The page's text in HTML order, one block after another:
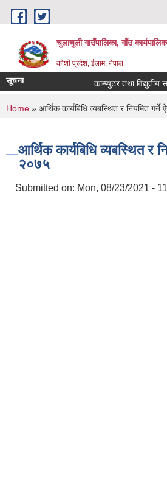
Skip to main content
चुलाचुली गाउँपालिका, गाँउ
कोशी प्रदेश, ईलाम, नेपाल
सूचना काम्प्युटर तथा विद्युतीय
You are here
Home » आर्थिक कार्यबिधि व्यबस्थित र नियमित
आर्थिक कार्यबिधि व्यबस्थित र
२०७५
Submitted on: Mon, 08/23/2021 -